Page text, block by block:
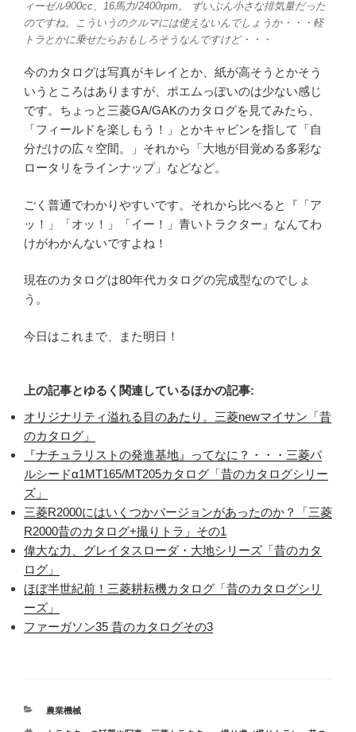
ィーゼル900cc、16馬力/2400rpm。 ずいぶん小さな排気量だった
のですね。こういうのクルマには使えないんでしょうか・・・軽
トラとかに乗せたらおもしろそうなんですけど・・・
今のカタログは写真がキレイとか、紙が高そうとかそう
いうところはありますが、ポエムっぽいのは少ない感じ
です。ちょっと三菱GA/GAKのカタログを見てみたら、
「フィールドを楽しもう！」とかキャビンを指して「自
分だけの広々空間。」それから「大地が目覚める多彩な
ロータリをラインナップ」などなど。
ごく普通でわかりやすいです。それから比べると『「ア
ッ！」「オッ！」「イー！」青いトラクター』なんてわ
けがわかんないですよね！
現在のカタログは80年代カタログの完成型なのでしょ
う。
今日はこれまで、また明日！
上の記事とゆるく関連しているほかの記事:
オリジナリティ溢れる目のあたり。三菱newマイサン「昔
のカタログ」
『ナチュラリストの発進基地』ってなに？・・・三菱パ
ルシードα1MT165/MT205カタログ「昔のカタログシリー
ズ」
三菱R2000にはいくつかバージョンがあったのか？「三菱
R2000昔のカタログ+撮りトラ」その1
偉大な力、グレイタスローダ・大地シリーズ「昔のカタ
ログ」
ほぼ半世紀前！三菱耕耘機カタログ「昔のカタログシリ
ーズ」
ファーガソン35 昔のカタログその3
カ
農業機械